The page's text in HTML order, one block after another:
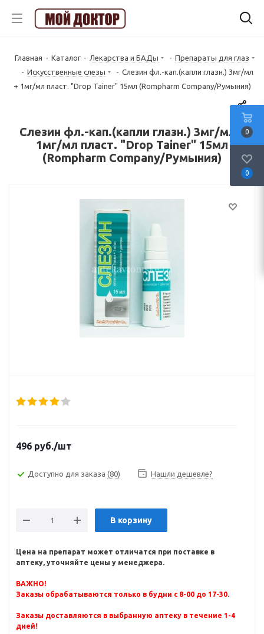
Главная - Каталог - Лекарства и БАДы - Препараты для глаз
- Искусственные слезы - Слезин фл.-кап.(капли глазн.) 3мг/мл
+ 1мг/мл пласт. "Drop Tainer" 15мл (Rompharm Company/Румыния)
Слезин фл.-кап.(капли глазн.) 3мг/мл +
1мг/мл пласт. "Drop Tainer" 15мл
(Rompharm Company/Румыния)
496 руб./шт
Доступно для заказа (80) Нашли дешевле?
В корзину
Цена на препарат может отличатся при поставке в
аптеку, уточняйте цены у менеджера.
ВАЖНО!
Заказы обрабатываются только в будни с 8-00 до 17-30.
Заказы доставляются в выбранную аптеку в течение 1-4
дней!
0
0